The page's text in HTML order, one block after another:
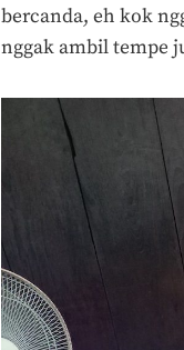
bercanda, eh kok
nggak ambil tempe